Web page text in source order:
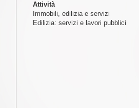
Attività
Immobili, edilizia e servizi
Edilizia: servizi e lavori pubblici